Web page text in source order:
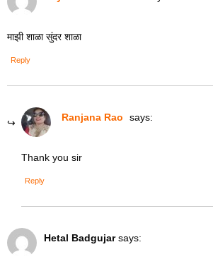
माझी शाळा सुंदर शाळा
Reply
Ranjana Rao says:
Thank you sir
Reply
Hetal Badgujar says: